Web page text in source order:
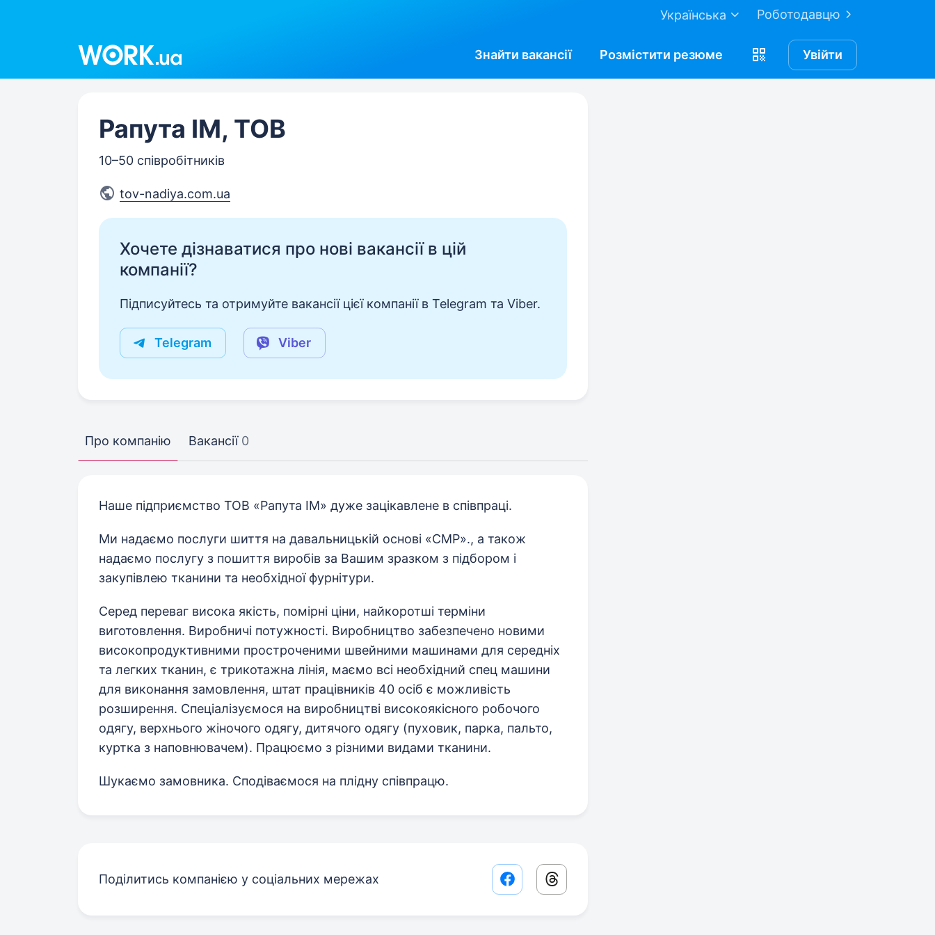
Роботодавцю
Українська
Знайти вакансії Розмістити резюме Увійти
Рапута ІМ, ТОВ
10–50 співробітників
tov-nadiya.com.ua
Хочете дізнаватися про нові вакансії в цій
компанії?
Підписуйтесь та отримуйте вакансії цієї компанії в Telegram та Viber.
Telegram Viber
Про компанію Вакансії 0
Наше підприємство ТОВ «Рапута ІМ» дуже зацікавлене в співпраці.
Ми надаємо послуги шиття на давальницькій основі «СМР»., а також
надаємо послугу з пошиття виробів за Вашим зразком з підбором і
закупівлею тканини та необхідної фурнітури.
Серед переваг висока якість, помірні ціни, найкоротші терміни
виготовлення. Виробничі потужності. Виробництво забезпечено новими
високопродуктивними простроченими швейними машинами для середніх
та легких тканин, є трикотажна лінія, маємо всі необхідний спец машини
для виконання замовлення, штат працівників 40 осіб є можливість
розширення. Спеціалізуємося на виробництві високоякісного робочого
одягу, верхнього жіночого одягу, дитячого одягу (пуховик, парка, пальто,
куртка з наповнювачем). Працюємо з різними видами тканини.
Шукаємо замовника. Сподіваємося на плідну співпрацю.
Поділитись компанією у соціальних мережах Facebook share link
Threads share link